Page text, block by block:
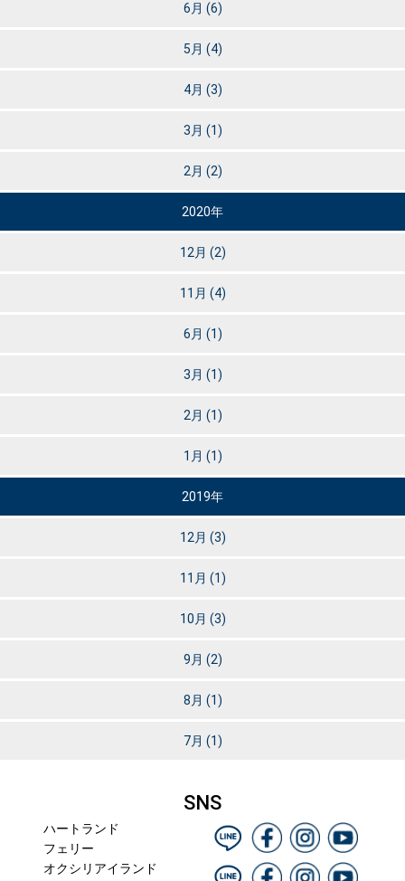
6月 (6)
5月 (4)
4月 (3)
3月 (1)
2月 (2)
2020年
12月 (2)
11月 (4)
6月 (1)
3月 (1)
2月 (1)
1月 (1)
2019年
12月 (3)
11月 (1)
10月 (3)
9月 (2)
8月 (1)
7月 (1)
SNS
ハートランド
フェリー
オクシリアイランド